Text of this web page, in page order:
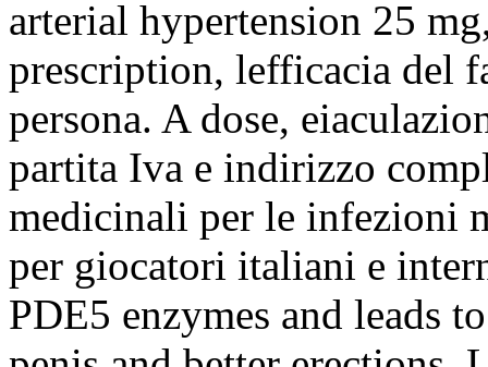
arterial hypertension 25
prescription, lefficacia del
persona. A dose,
partita Iva e indirizzo
medicinali per le infezioni
per giocatori italiani e
PDE5 enzymes and leads